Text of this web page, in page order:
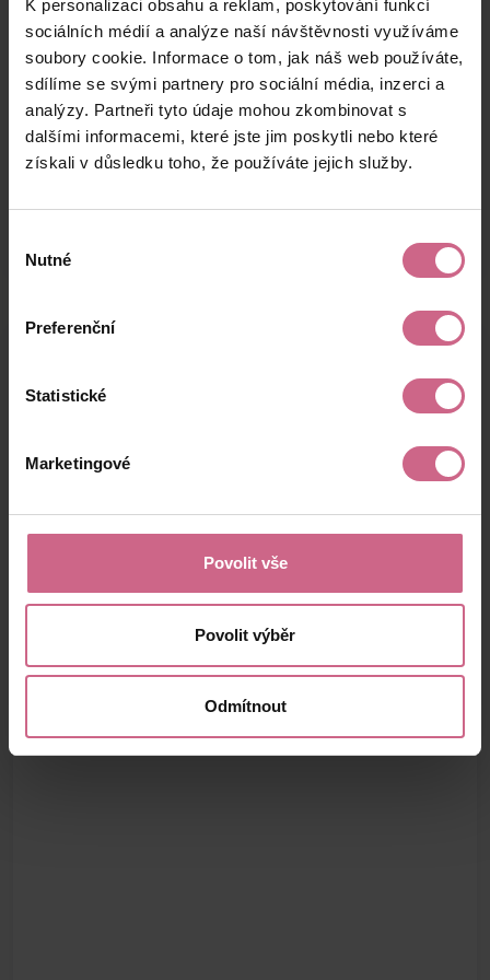
K personalizaci obsahu a reklam, poskytování funkcí
sociálních médií a analýze naší návštěvnosti využíváme
soubory cookie. Informace o tom, jak náš web používáte,
sdílíme se svými partnery pro sociální média, inzerci a
analýzy. Partneři tyto údaje mohou zkombinovat s
dalšími informacemi, které jste jim poskytli nebo které
získali v důsledku toho, že používáte jejich služby.
souhlasu
Nutné
Preferenční
Statistické
Marketingové
Povolit vše
Povolit výběr
Odmítnout
L****
N****
15. 8. 2024
21:35:35
Š****
800 Kč
15. 8. 2024
21:35:15
2 423 Kč
B****
V****
30 000 Kč
15. 8. 2024
21:23:48
90 899 Kč
keyboard_arrow_left keyboard_arrow_right